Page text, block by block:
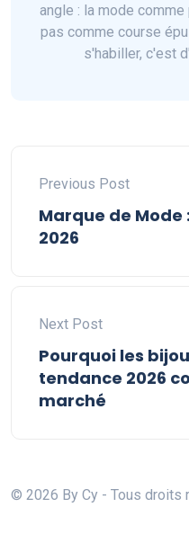
angle : la mode
pas comme course
s'habiller, c'est
Previous Post
Marque de Mode
2026
Next Post
Pourquoi les
tendance 2026
marché
© 2026 By Cy - Tous droits